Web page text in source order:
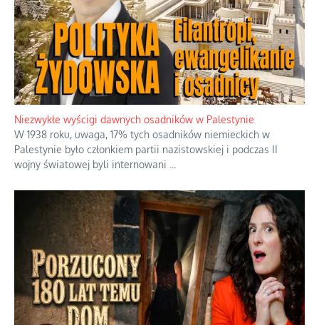
Niezwykłe wyścigi dawnych osadników w Palestynie
W 1938 roku, uwaga, 17% tych osadników niemieckich w
Palestynie było członkiem partii nazistowskiej i podczas II
wojny światowej byli internowani